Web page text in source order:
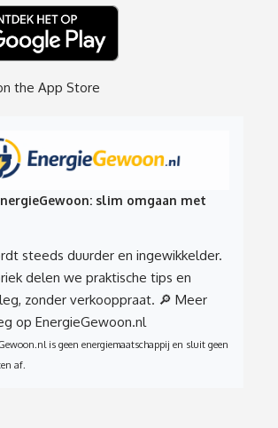
slim omgaan met
steeds duurder en ingewikkelder.
delen we praktische tips en
zonder verkooppraat. 🔎 Meer
op EnergieGewoon.nl
is geen energiemaatschappij en sluit geen
af.